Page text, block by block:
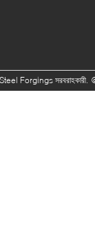
Forgings সরবরাহকারী.